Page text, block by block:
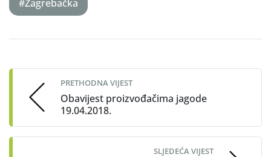
#Zagrebačka
navigation
PRETHODNA VIJEST
Obavijest proizvođačima jagode
19.04.2018.
SLJEDEĆA VIJEST